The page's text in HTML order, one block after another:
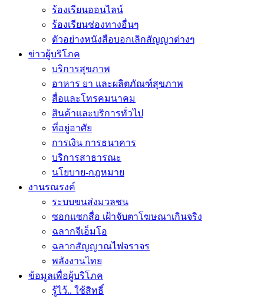
ร้องเรียนออนไลน์
ร้องเรียนช่องทางอื่นๆ
ตัวอย่างหนังสือบอกเลิกสัญญาต่างๆ
ข่าวผู้บริโภค
บริการสุขภาพ
อาหาร ยา และผลิตภัณฑ์สุขภาพ
สื่อและโทรคมนาคม
สินค้าและบริการทั่วไป
ที่อยู่อาศัย
การเงิน การธนาคาร
บริการสาธารณะ
นโยบาย-กฎหมาย
งานรณรงค์
ระบบขนส่งมวลชน
ซอกแซกสื่อ เฝ้าจับตาโฆษณาเกินจริง
ฉลากจีเอ็มโอ
ฉลากสัญญาณไฟจราจร
พลังงานไทย
ข้อมูลเพื่อผู้บริโภค
รู้ไว้.. ใช้สิทธิ์